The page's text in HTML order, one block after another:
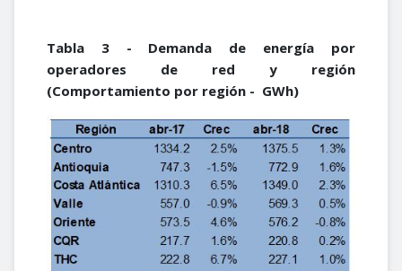
Tabla 3 - Demanda de energía por
operadores de red y región
(Comportamiento por región - GWh)